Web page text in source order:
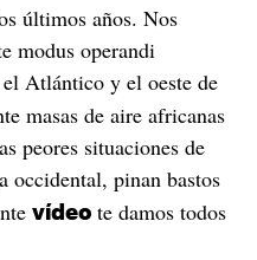
últimos años. Nos
modus operandi
Atlántico y el oeste de
masas de aire africanas
peores situaciones de
occidental, pinan bastos
vídeo te damos todos